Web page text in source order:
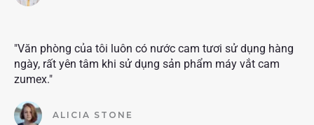
"Văn phòng của tôi luôn có nước cam tươi sử dụng hàng
ngày, rất yên tâm khi sử dụng sản phẩm máy vắt cam
zumex."
ALICIA STONE